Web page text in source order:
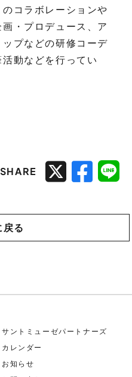
コラボレーションや
・プロデュース、ア
プなどの研修コーデ
動などを行ってい
SHARE
る
サントミューゼパートナーズ
カレンダー
お知らせ